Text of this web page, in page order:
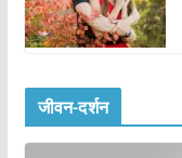
जीवन-दर्शन